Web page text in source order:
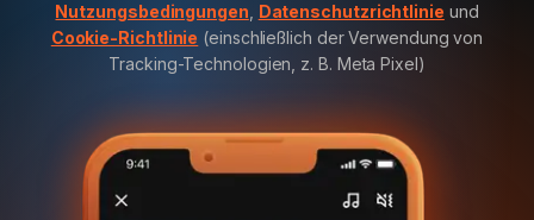
Nutzungsbedingungen Datenschutzrichtlinie und
Cookie-Richtlinie (einschließlich der Verwendung von
Tracking-Technologien, z. B. Meta Pixel)